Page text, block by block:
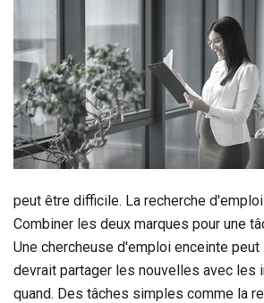
peut être difficile. La recherche
Combiner les deux marques pour une
Une chercheuse d'emploi enceinte
devrait partager les nouvelles avec les
quand. Des tâches simples comme la